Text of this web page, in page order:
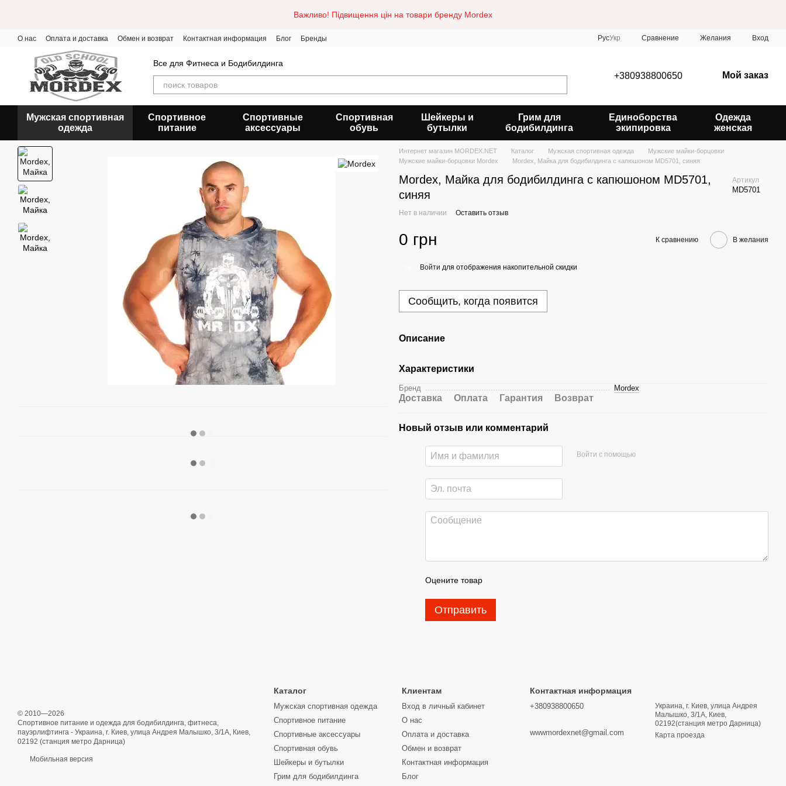
Важливо! Підвищення цін на товари бренду Mordex
О нас Оплата и доставка Обмен и возврат Контактная информация Блог Бренды РусУкр Сравнение Желания Вход
Все для Фитнеса и Бодибилдинга
+380938800650 Мой заказ
Мужская спортивная
одежда
Спортивное
питание
Спортивные
аксессуары
Спортивная
обувь
Шейкеры и
бутылки
Грим для
бодибилдинга
Единоборства
экипировка
Одежда
женская
Интернет магазин MORDEX.NET Каталог Мужская спортивная одежда
Мужские майки-борцовки
Мужские майки-борцовки Mordex
Mordex, Майка для бодибилдинга с капюшоном MD5701, синяя
Mordex, Майка для бодибилдинга с капюшоном MD5701,
синяя
Артикул
MD5701
Нет в наличии Оставить отзыв
0 грн К сравнению В желания
Войти для отображения накопительной скидки
Сообщить, когда появится
Описание
Характеристики
Бренд Mordex
Доставка Оплата Гарантия Возврат
Новый отзыв или комментарий
Войти с помощью
Оцените товар
Отправить
© 2010—2026
Спортивное питание и одежда для бодибилдинга, фитнеса,
пауэрлифтинга - Украина, г. Киев, улица Андрея Малышко, 3/1А, Киев,
02192 (станция метро Дарница)
Мобильная версия
Каталог
Мужская спортивная одежда
Спортивное питание
Спортивные аксессуары
Спортивная обувь
Шейкеры и бутылки
Грим для бодибилдинга
Клиентам
Вход в личный кабинет
О нас
Оплата и доставка
Обмен и возврат
Контактная информация
Блог
Контактная информация
+380938800650
wwwmordexnet@gmail.com
Украина, г. Киев, улица Андрея
Малышко, 3/1А, Киев,
02192(станция метро Дарница)
Карта проезда